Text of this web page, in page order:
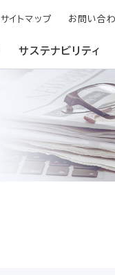
サステナビリティ
サイトマップ お問い合